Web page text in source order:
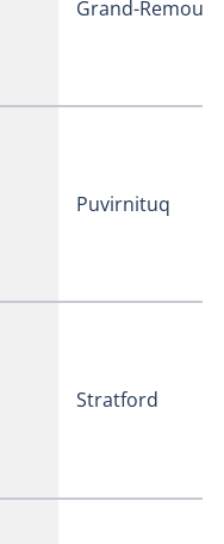
Grand-Remous
Puvirnituq
Stratford